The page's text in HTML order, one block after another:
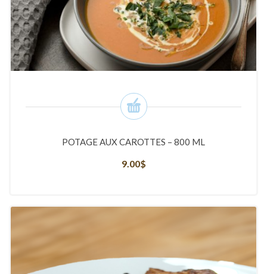
POTAGE AUX CAROTTES – 800 ML
9.00$